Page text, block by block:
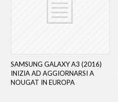
SAMSUNG GALAXY A3 (2016)
INIZIA AD AGGIORNARSI A
NOUGAT IN EUROPA